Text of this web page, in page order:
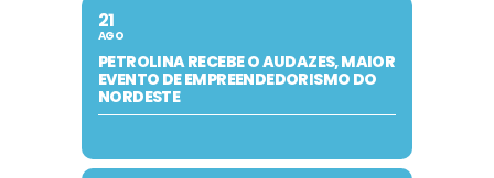
21
AGO
PETROLINA RECEBE O AUDAZES, MAIOR
EVENTO DE EMPREENDEDORISMO DO
NORDESTE